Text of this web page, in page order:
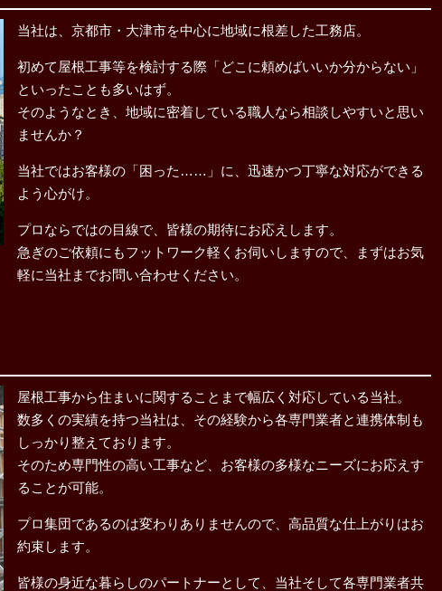
当社は、京都市・大津市を中心に地域に根差した工務店。
初めて屋根工事等を検討する際「どこに頼めばいいか分からない」
といったことも多いはず。
そのようなとき、地域に密着している職人なら相談しやすいと思い
ませんか？
当社ではお客様の「困った……」に、迅速かつ丁寧な対応ができる
よう心がけ。
プロならではの目線で、皆様の期待にお応えします。
急ぎのご依頼にもフットワーク軽くお伺いしますので、まずはお気
軽に当社までお問い合わせください。
屋根工事から住まいに関することまで幅広く対応している当社。
数多くの実績を持つ当社は、その経験から各専門業者と連携体制も
しっかり整えております。
そのため専門性の高い工事など、お客様の多様なニーズにお応えす
ることが可能。
プロ集団であるのは変わりありませんので、高品質な仕上がりはお
約束します。
皆様の身近な暮らしのパートナーとして、当社そして各専門業者共